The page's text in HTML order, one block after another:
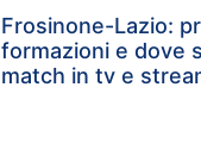
Frosinone-Lazio:
formazioni e dove
match in tv e